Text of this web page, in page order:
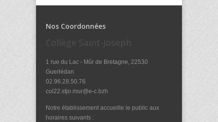
Nos Coordonnées
Collège Saint-Joseph
1 rue du Lac - Mûr de Bretagne, 22530
Guerlédan
02.96.28.50.76
col22.stjo.mur@e-c.bzh
Notre établissement accueille le public aux
horaires suivants :